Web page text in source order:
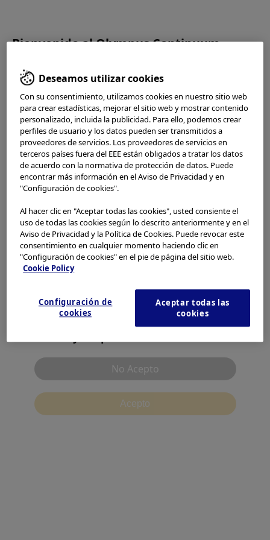
2023.01.11
(English) GET UP in
Hamburg
Back to TOP
Bienvenido al Olympus Continuum
Por favor lea los
cuidadosamente antes de usar este sitio web.
Este sitio web está destinado solo a profesionales de la
salud. No tiene derecho a acceder, usar o descargar ningún
material de este sitio web si no es un profesional de la
salud.
Este sitio web utiliza cookies para ofrecerle una mejor
experiencia de navegación.
Cookiespermita adaptar los sitios web a sus intereses y
preferencias. Puedes encontrar más información en nuestro
Aviso de Privacidad.
Puede recuperar la configuración de cookies actual para
este sitio web aquí y editarlas en cualquier momento a
través del enlace de cookies en el pie de página.
Americas
No Acepto
Acepto
Deseamos utilizar cookies
Con su consentimiento, utilizamos cookies en nuestro sitio web
para crear estadísticas, mejorar el sitio web y mostrar contenido
personalizado, incluida la publicidad. Para ello, podemos crear
perfiles de usuario y los datos pueden ser transmitidos a
proveedores de servicios. Los proveedores de servicios en
terceros países fuera del EEE están obligados a tratar los datos
de acuerdo con la normativa de protección de datos. Puede
encontrar más información en el Aviso de Privacidad y en
"Configuración de cookies".
Al hacer clic en "Aceptar todas las cookies", usted consiente el
uso de todas las cookies según lo descrito anteriormente y en el
Aviso de Privacidad y la Política de Cookies. Puede revocar este
consentimiento en cualquier momento haciendo clic en
"Configuración de cookies" en el pie de página del sitio web.
Cookie Policy
Configuración de
cookies
Aceptar todas las
cookies